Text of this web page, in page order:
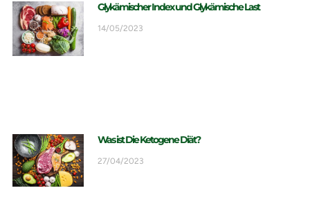
Glykämischer Index und Glykämische Last
14/05/2023
Was ist Die Ketogene Diät?
27/04/2023